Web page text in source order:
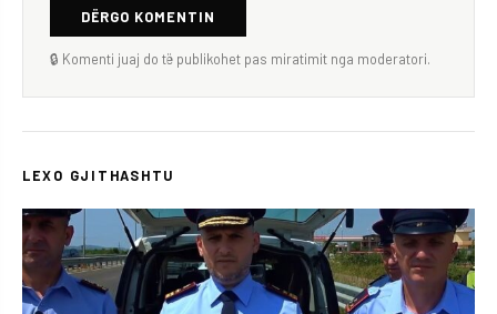
DËRGO KOMENTIN
🔒 Komenti juaj do të publikohet pas miratimit nga moderatori.
LEXO GJITHASHTU